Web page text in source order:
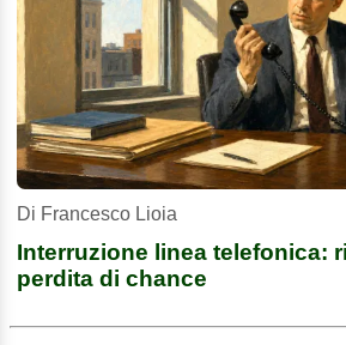
Di Francesco Lioia
Interruzione linea telefonica:
perdita di chance